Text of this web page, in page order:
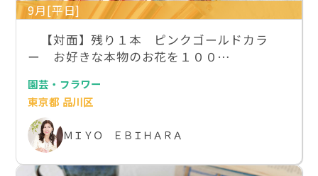
9月[平日]
【対面】残り１本 ピンクゴールドカラ
ー お好きな本物のお花を１００…
園芸・フラワー
東京都 品川区
ＭＩＹＯ ＥＢＩＨＡＲＡ